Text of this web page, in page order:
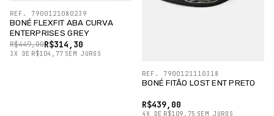
BONÉ FLEXFIT ABA CURVA
ENTERPRISES GREY
R$314,30
R$449,00
3X DE R$104,77 SEM JUROS
REF. 7900121080239
BONÉ FITÃO LOST ENT PRETO
R$439,00
4X DE R$109,75 SEM JUROS
REF. 7900121110318